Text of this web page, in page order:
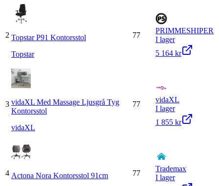
2 Topstar P91 Kontorsstol
Topstar
77
PRIMMESHIPER
I lager
5 164 kr
3 vidaXL Med Massage Ljusgrå Tyg
Kontorsstol
vidaXL
77
vidaXL
I lager
1 855 kr
4 Actona Nora Kontorsstol 91cm
77
Trademax
I lager